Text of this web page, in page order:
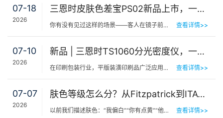
07-18
2026
三恩时皮肤色差宝PS02新品上市，一键测出你的精准肤色等级
你有没有见过这样的场景——客人在镜子前端详半天，问：“我是不是白了一点？”美容师… 查看详情>>
07-10
2026
新品 | 三恩时TS1060分光密度仪，一机覆盖平版装潢印刷品色密度与色差检测
在印刷包装行业，平版装潢印刷品广泛应用于包装工艺品、日化标签、节日用品等场景，客户对同一批次产品的色… 查看详情>>
07-07
2026
肤色等级怎么分？从Fitzpatrick到ITA°，三恩时皮肤测色仪让肤色“数字化”
以前我们描述肤色：“我偏白”“你有点黄”“他挺黑”……现在… 查看详情>>